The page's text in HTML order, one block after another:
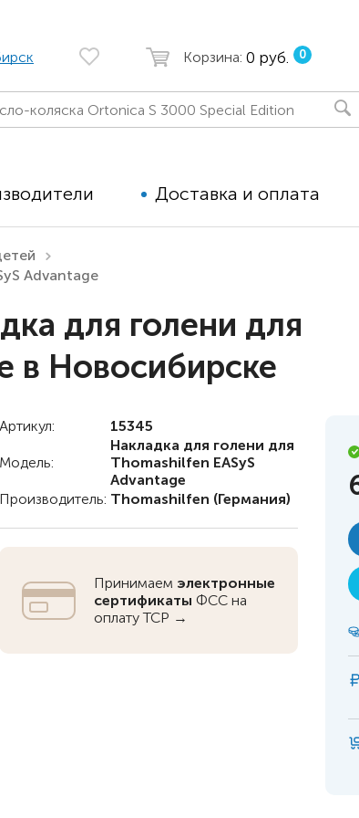
Корзина: 0 руб. 0
кресла
детей активного
с
опоры
костюмы
Дополнительные
для детей
с ручным
аппараты
для вентиляции
Доставка и оплата
Advantage
для голени для
в Новосибирске
Артикул: 15345
Модель:
Накладка для голени для
Thomashilfen EASyS
Advantage
Производитель: Thomashilfen (Германия)
Принимаем электронные
сертификаты ФСС на
оплату ТСР →